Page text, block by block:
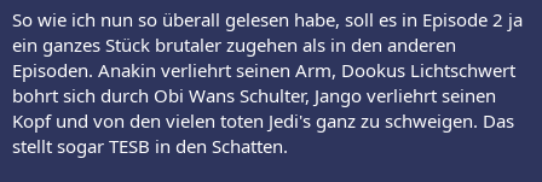
So wie ich nun so überall gelesen habe, soll es in Episode 2 ja
ein ganzes Stück brutaler zugehen als in den anderen
Episoden. Anakin verliehrt seinen Arm, Dookus Lichtschwert
bohrt sich durch Obi Wans Schulter, Jango verliehrt seinen
Kopf und von den vielen toten Jedi's ganz zu schweigen. Das
stellt sogar TESB in den Schatten.